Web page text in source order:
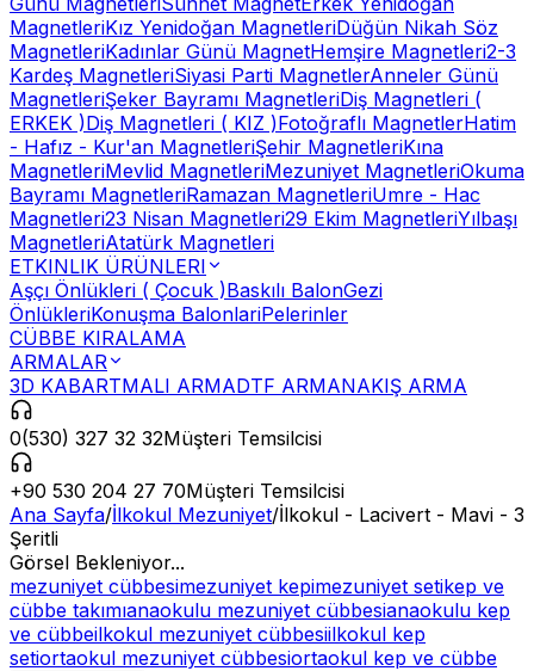
MagnetleriKız Yenidoğan MagnetleriDüğün Nikah Söz
MagnetleriKadınlar Günü MagnetHemşire Magnetleri2-3
Kardeş MagnetleriSiyasi Parti MagnetlerAnneler Günü
MagnetleriŞeker Bayramı MagnetleriDiş Magnetleri (
ERKEK )Diş Magnetleri ( KIZ )Fotoğraflı MagnetlerHatim
- Hafız - Kur'an MagnetleriŞehir MagnetleriKına
MagnetleriMevlid MagnetleriMezuniyet MagnetleriOkuma
Bayramı MagnetleriRamazan MagnetleriUmre - Hac
Magnetleri23 Nisan Magnetleri29 Ekim MagnetleriYılbaşı
MagnetleriAtatürk Magnetleri
ETKINLIK ÜRÜNLERI
Aşçı Önlükleri ( Çocuk )Baskılı BalonGezi
ÖnlükleriKonuşma BalonlariPelerinler
CÜBBE KIRALAMA
ARMALAR
3D KABARTMALI ARMADTF ARMANAKIŞ ARMA
0(530) 327 32 32Müşteri Temsilcisi
+90 530 204 27 70Müşteri Temsilcisi
Ana Sayfa/İlkokul Mezuniyet/İlkokul - Lacivert - Mavi - 3
Şeritli
Görsel Bekleniyor...
mezuniyet cübbesimezuniyet kepimezuniyet setikep ve
cübbe takımıanaokulu mezuniyet cübbesianaokulu kep
ve cübbeilkokul mezuniyet cübbesiilkokul kep
setiortaokul mezuniyet cübbesiortaokul kep ve cübbe